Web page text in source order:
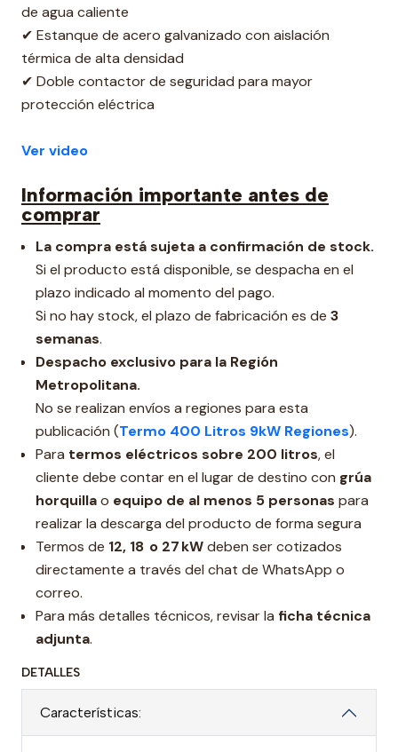
de agua caliente
✔ Estanque de acero galvanizado con aislación
térmica de alta densidad
✔ Doble contactor de seguridad para mayor
protección eléctrica
Ver video
Información importante antes de
comprar
La compra está sujeta a confirmación de stock.
Si el producto está disponible, se despacha en el
plazo indicado al momento del pago.
Si no hay stock, el plazo de fabricación es de 3
semanas.
Despacho exclusivo para la Región
Metropolitana.
No se realizan envíos a regiones para esta
publicación (Termo 400 Litros 9kW Regiones).
Para termos eléctricos sobre 200 litros, el
cliente debe contar en el lugar de destino con grúa
horquillao equipo de al menos 5 personas para
realizar la descarga del producto de forma segura
Termos de 12, 18 o 27 kWdeben ser cotizados
directamente a través del chat de WhatsApp o
correo.
Para más detalles técnicos, revisar la ficha técnica
adjunta.
DETALLES
Características: